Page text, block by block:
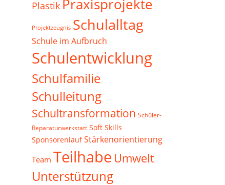
Plastik Praxisprojekte
Projektzeugnis Schulalltag
Schule im Aufbruch
Schulentwicklung
Schulfamilie
Schulleitung
Schultransformation Schüler-
Reparaturwerkstatt Soft Skills
Sponsorenlauf Stärkenorientierung
Team Teilhabe Umwelt
Unterstützung